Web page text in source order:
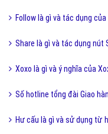
Follow là gì và tác dụng
Share là gì và tác dụng nút
Xoxo là gì và ý nghĩa của
Số hotline tổng đài Giao
Hư cấu là gì và sử dụng từ